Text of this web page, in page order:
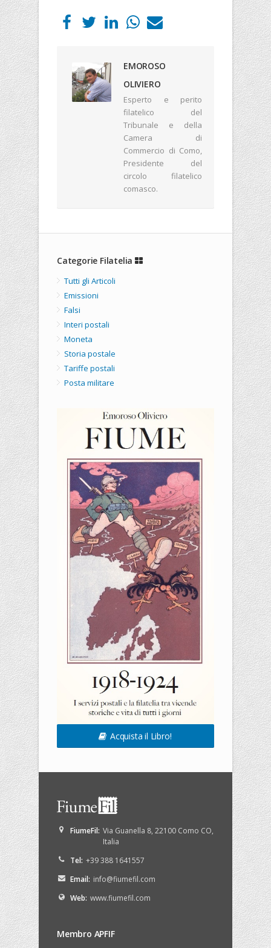
EMOROSO
OLIVIERO
Esperto e perito
filatelico del
Tribunale e della
Camera di
Commercio di Como,
Presidente del
circolo filatelico
comasco.
Categorie Filatelia
Tutti gli Articoli
Emissioni
Falsi
Interi postali
Moneta
Storia postale
Tariffe postali
Posta militare
Acquista il Libro!
FiumeFil: Via Guanella 8, 22100 Como CO,
Italia
Tel: +39 388 1641557
Email: info@fiumefil.com
Web: www.fiumefil.com
Membro APFIF